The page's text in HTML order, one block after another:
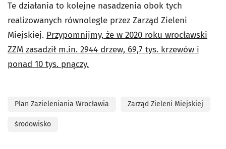
Te działania to kolejne nasadzenia obok tych
realizowanych równolegle przez Zarząd Zieleni
Miejskiej. Przypomnijmy, że w 2020 roku wrocławski
ZZM zasadził m.in. 2944 drzew, 69,7 tys. krzewów i
ponad 10 tys. pnączy.
Plan Zazieleniania Wrocławia Zarząd Zieleni Miejskiej
środowisko